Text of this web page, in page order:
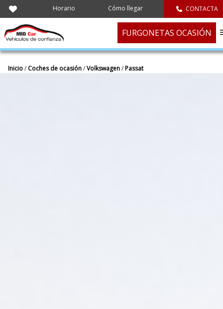
Horario Cómo llegar CONTACTA
FURGONETAS OCASIÓN
Inicio/ Coches de ocasión/Volkswagen/Passat